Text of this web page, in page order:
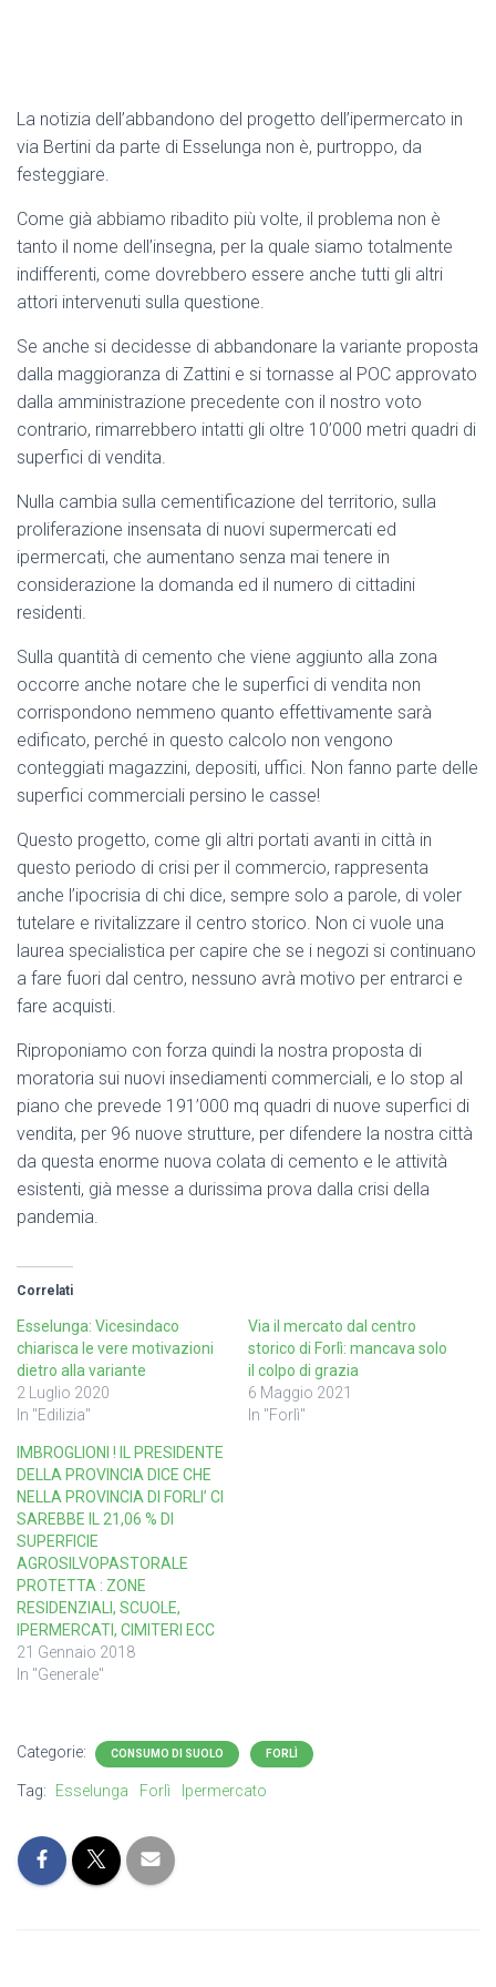
La notizia dell’abbandono del progetto dell’ipermercato in
via Bertini da parte di Esselunga non è, purtroppo, da
festeggiare.
Come già abbiamo ribadito più volte, il problema non è
tanto il nome dell’insegna, per la quale siamo totalmente
indifferenti, come dovrebbero essere anche tutti gli altri
attori intervenuti sulla questione.
Se anche si decidesse di abbandonare la variante proposta
dalla maggioranza di Zattini e si tornasse al POC approvato
dalla amministrazione precedente con il nostro voto
contrario, rimarrebbero intatti gli oltre 10’000 metri quadri di
superfici di vendita.
Nulla cambia sulla cementificazione del territorio, sulla
proliferazione insensata di nuovi supermercati ed
ipermercati, che aumentano senza mai tenere in
considerazione la domanda ed il numero di cittadini
residenti.
Sulla quantità di cemento che viene aggiunto alla zona
occorre anche notare che le superfici di vendita non
corrispondono nemmeno quanto effettivamente sarà
edificato, perché in questo calcolo non vengono
conteggiati magazzini, depositi, uffici. Non fanno parte delle
superfici commerciali persino le casse!
Questo progetto, come gli altri portati avanti in città in
questo periodo di crisi per il commercio, rappresenta
anche l’ipocrisia di chi dice, sempre solo a parole, di voler
tutelare e rivitalizzare il centro storico. Non ci vuole una
laurea specialistica per capire che se i negozi si continuano
a fare fuori dal centro, nessuno avrà motivo per entrarci e
fare acquisti.
Riproponiamo con forza quindi la nostra proposta di
moratoria sui nuovi insediamenti commerciali, e lo stop al
piano che prevede 191’000 mq quadri di nuove superfici di
vendita, per 96 nuove strutture, per difendere la nostra città
da questa enorme nuova colata di cemento e le attività
esistenti, già messe a durissima prova dalla crisi della
pandemia.
Correlati
Esselunga: Vicesindaco
chiarisca le vere motivazioni
dietro alla variante
2 Luglio 2020
In "Edilizia"
Via il mercato dal centro
storico di Forlì: mancava solo
il colpo di grazia
6 Maggio 2021
In "Forlì"
IMBROGLIONI ! IL PRESIDENTE
DELLA PROVINCIA DICE CHE
NELLA PROVINCIA DI FORLI’ CI
SAREBBE IL 21,06 % DI
SUPERFICIE
AGROSILVOPASTORALE
PROTETTA : ZONE
RESIDENZIALI, SCUOLE,
IPERMERCATI, CIMITERI ECC
21 Gennaio 2018
In "Generale"
Categorie: CONSUMO DI SUOLO FORLÌ
Tag: Esselunga Forlì Ipermercato